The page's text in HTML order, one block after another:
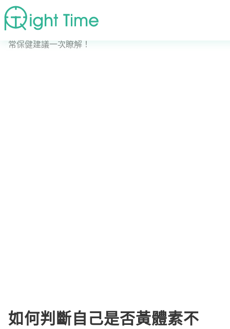
首頁» 疾病症狀
常保健建議一次瞭解！
如何判斷自己是否黃體素不